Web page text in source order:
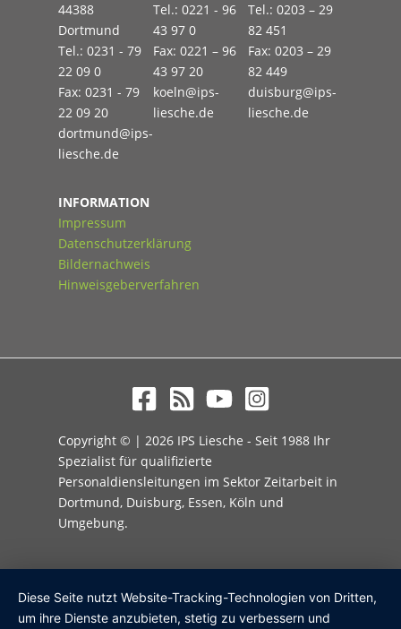
44388
Dortmund
Tel.: 0231 - 79
22 09 0
Fax: 0231 - 79
22 09 20
dortmund@ips-
liesche.de
Tel.: 0221 - 96
43 97 0
Fax: 0221 – 96
43 97 20
koeln@ips-
liesche.de
Tel.: 0203 – 29
82 451
Fax: 0203 – 29
82 449
duisburg@ips-
liesche.de
INFORMATION
Impressum
Datenschutzerklärung
Bildernachweis
Hinweisgeberverfahren
Copyright © | 2026 IPS Liesche - Seit 1988 Ihr
Spezialist für qualifizierte
Personaldiensleitungen im Sektor Zeitarbeit in
Dortmund, Duisburg, Essen, Köln und
Umgebung.
Diese Seite nutzt Website-Tracking-Technologien von Dritten,
um ihre Dienste anzubieten, stetig zu verbessern und